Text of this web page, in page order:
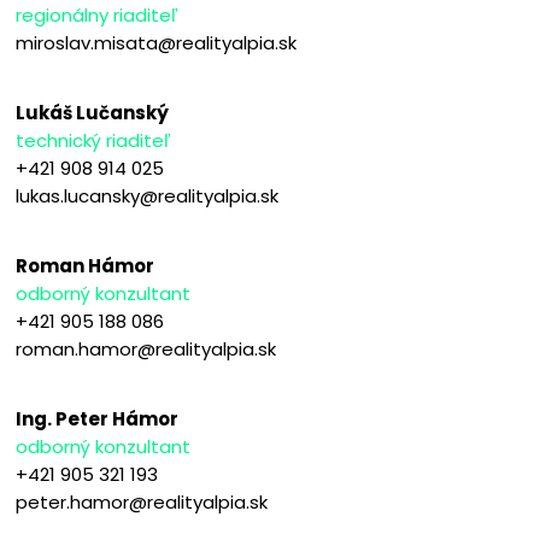
regionálny riaditeľ
miroslav.misata@realityalpia.sk
Lukáš Lučanský
technický riaditeľ
+421 908 914 025
lukas.lucansky@realityalpia.sk
Roman Hámor
odborný konzultant
+421 905 188 086
roman.hamor@realityalpia.sk
Ing. Peter Hámor
odborný konzultant
+421 905 321 193
peter.hamor@realityalpia.sk